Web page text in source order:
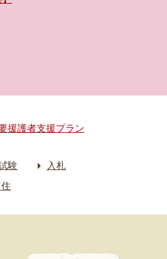
援護者支援プラン
験
入札